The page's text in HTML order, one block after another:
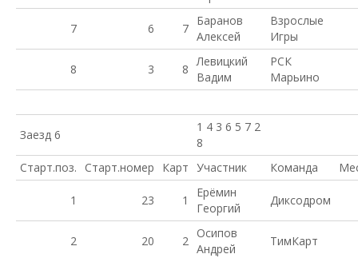
7 6 7
Баранов
Алексей
Взрослые
Игры
8 3 8
Левицкий
Вадим
РСК
Марьино
Заезд 6
1 4 3 6 5 7 2
8
Старт.поз.
Старт.номер Карт Участник Команда
1 23 1
Ерёмин
Георгий
Диксодром
2 20 2
Осипов
Андрей
ТимКарт